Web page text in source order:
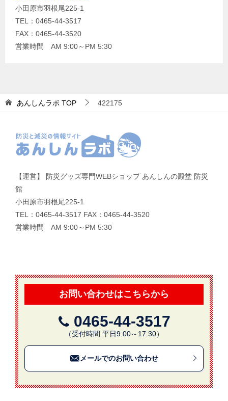
小田原市羽根尾225-1
TEL：0465-44-3517
FAX：0465-44-3520
営業時間 AM 9:00～PM 5:30
あんしんラボ TOP 422175
【運営】 防災グッズ専門WEBショップ あんしんの殿堂 防災
館
小田原市羽根尾225-1
TEL：0465-44-3517 FAX：0465-44-3520
営業時間 AM 9:00～PM 5:30
お問い合わせはこちらから
0465-44-3517
（受付時間 平日9:00～17:30）
メールでのお問い合わせ